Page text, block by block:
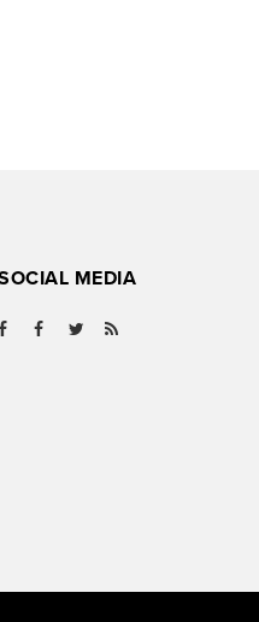
MEDIA